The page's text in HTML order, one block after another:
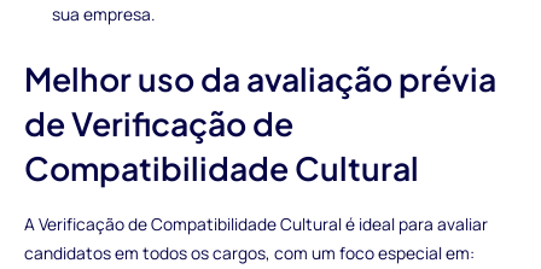
sua empresa.
Melhor uso da avaliação prévia
de Verificação de
Compatibilidade Cultural
A Verificação de Compatibilidade Cultural é ideal para avaliar
candidatos em todos os cargos, com um foco especial em: